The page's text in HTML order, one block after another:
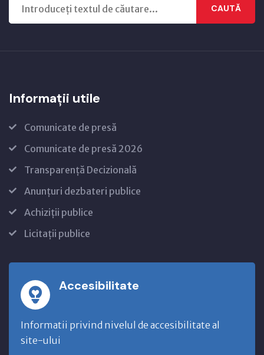
CAUTĂ
Informații utile
Comunicate de presă
Comunicate de presă 2026
Transparență Decizională
Anunțuri dezbateri publice
Achiziții publice
Licitații publice
Accesibilitate
Informatii privind nivelul de accesibilitate al
site-ului